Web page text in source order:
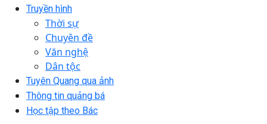
Truyền hình
Thời sự
Chuyên đề
Văn nghệ
Dân tộc
Tuyên Quang qua ảnh
Thông tin quảng bá
Học tập theo Bác